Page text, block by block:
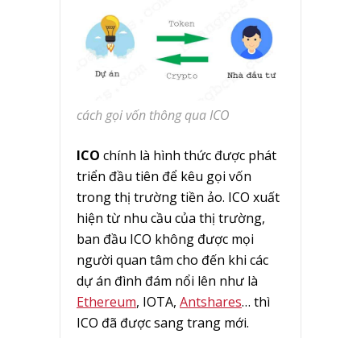
cách gọi vốn thông qua ICO
ICO chính là hình thức được phát
triển đầu tiên để kêu gọi vốn
trong thị trường tiền ảo. ICO xuất
hiện từ nhu cầu của thị trường,
ban đầu ICO không được mọi
người quan tâm cho đến khi các
dự án đình đám nổi lên như là
Ethereum, IOTA, Antshares… thì
ICO đã được sang trang mới.